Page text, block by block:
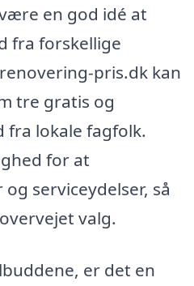
en god idé at
fra forskellige
pris.dk kan
tre gratis og
lokale fagfolk.
for at
serviceydelser, så
valg.
er det en